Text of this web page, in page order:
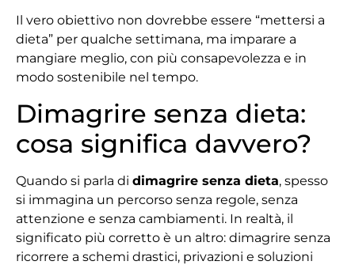
Il vero obiettivo non dovrebbe essere “mettersi a
dieta” per qualche settimana, ma imparare a
mangiare meglio, con più consapevolezza e in
modo sostenibile nel tempo.
Dimagrire senza dieta:
cosa significa davvero?
Quando si parla di dimagrire senza dieta, spesso
si immagina un percorso senza regole, senza
attenzione e senza cambiamenti. In realtà, il
significato più corretto è un altro: dimagrire senza
ricorrere a schemi drastici, privazioni e soluzioni